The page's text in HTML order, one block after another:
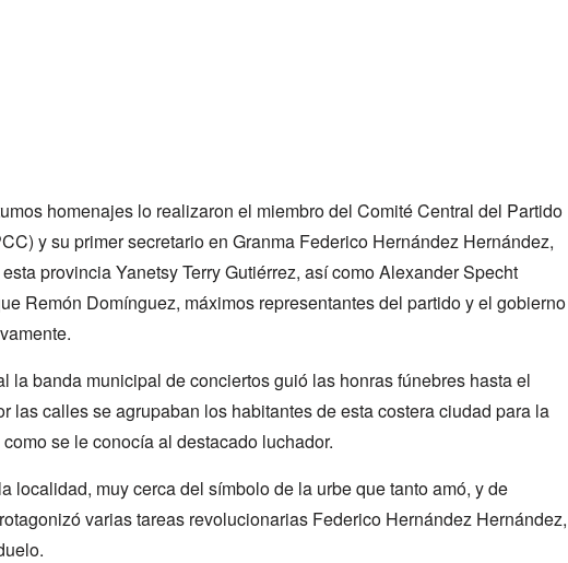
homenajes lo realizaron el miembro del Comité Central del Partido
y su primer secretario en Granma Federico Hernández Hernández,
provincia Yanetsy Terry Gutiérrez, así como Alexander Specht
Remón Domínguez, máximos representantes del partido y el gobierno
la banda municipal de conciertos guió las honras fúnebres hasta el
las calles se agrupaban los habitantes de esta costera ciudad para la
se le conocía al destacado luchador.
localidad, muy cerca del símbolo de la urbe que tanto amó, y de
varias tareas revolucionarias Federico Hernández Hernández,